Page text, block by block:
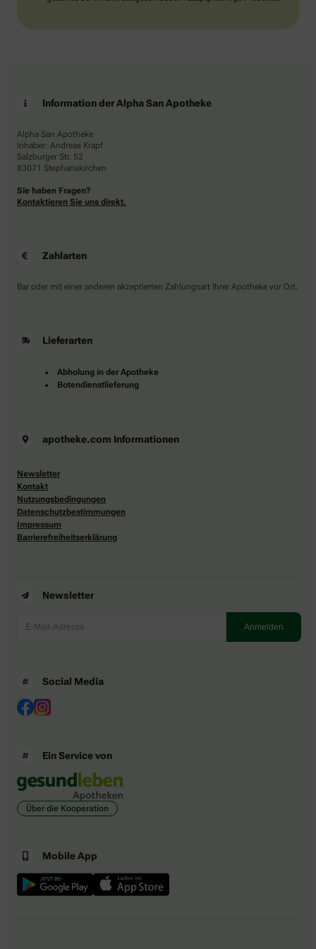
Information der Alpha San Apotheke
Alpha San Apotheke
Inhaber: Andreas Krapf
Salzburger Str. 52
83071 Stephanskirchen
Sie haben Fragen?
Kontaktieren Sie uns direkt.
Zahlarten
Bar oder mit einer anderen akzeptierten Zahlungsart Ihrer Apotheke vor Ort.
Lieferarten
Abholung in der Apotheke
Botendienstlieferung
apotheke.com Informationen
Newsletter
Kontakt
Nutzungsbedingungen
Datenschutzbestimmungen
Impressum
Barrierefreiheitserklärung
Newsletter
Social Media
Ein Service von
Über die Kooperation
Mobile App